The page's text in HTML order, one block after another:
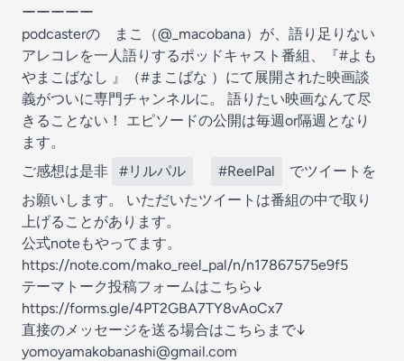
ーーーーー
podcasterの まこ（@_macobana）が、語り足りない
アレコレを一人語りするポッドキャスト番組、『#よも
やまこばなし 』（#まこばな ）にて展開された映画談
義がついに専門チャンネルに。 語りたい映画なんて尽
きることない！ エピソードの公開は毎週or隔週となり
ます。
ご感想は是非
#リルパル #ReelPal
でツイートを
お願いします。 いただいたツイートは番組の中で取り
上げることがあります。
公式noteもやってます。
https://note.com/mako_reel_pal/n/n17867575e9f5
テーマトーク投稿フォームはこちら↓
https://forms.gle/4PT2GBA7TY8vAoCx7
直接のメッセージを送る場合はこちらまで↓
⁠⁠yomoyamakobanashi@gmail.com⁠⁠